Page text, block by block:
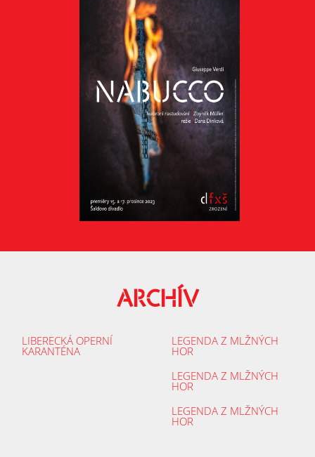
ARCHÍV
LIBERECKÁ OPERNÍ
KARANTÉNA
LEGENDA Z MLŽNÝCH
HOR
LEGENDA Z MLŽNÝCH
HOR
LEGENDA Z MLŽNÝCH
HOR